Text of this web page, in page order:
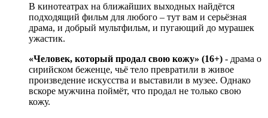
В кинотеатрах на ближайших выходных найдётся
подходящий фильм для любого – тут вам и серьёзная
драма, и добрый мультфильм, и пугающий до мурашек
ужастик.
«Человек, который продал свою кожу» (16+) - драма о
сирийском беженце, чьё тело превратили в живое
произведение искусства и выставили в музее. Однако
вскоре мужчина поймёт, что продал не только свою
кожу.